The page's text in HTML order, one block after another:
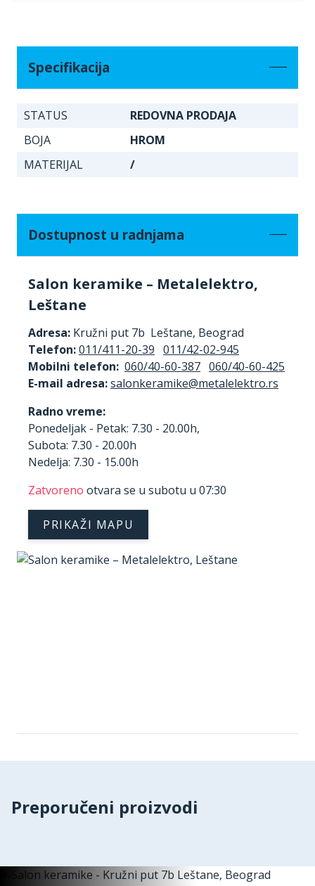
Specifikacija
STATUS
REDOVNA PRODAJA
BOJA
HROM
MATERIJAL
/
Dostupnost u radnjama
Salon keramike – Metalelektro,
Leštane
Adresa: Kružni put 7b Leštane, Beograd
Telefon:011/411-20-39 011/42-02-945
Mobilni telefon: 060/40-60-387 060/40-60-425
E-mail adresa:
Radno vreme:
Ponedeljak - Petak: 7.30 - 20.00h,
Subota: 7.30 - 20.00h
Nedelja: 7.30 - 15.00h
Zatvoreno otvara se u subotu u 07:30
PRIKAŽI MAPU
Preporučeni proizvodi